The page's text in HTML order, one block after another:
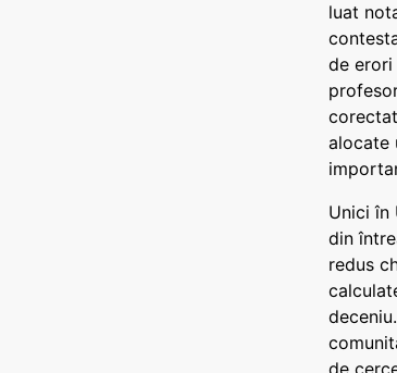
luat
de erori
alocate
Unici în
din
redus
de